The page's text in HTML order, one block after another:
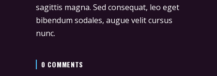
sagittis magna. Sed consequat, leo eget
bibendum sodales, augue velit cursus
nunc.
0 COMMENTS